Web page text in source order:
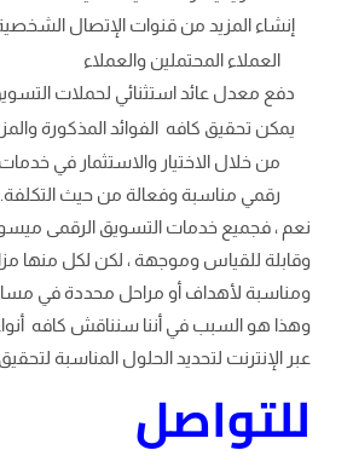
إنشاء المزيد من قنوات الإتصال
العملاء المحتملين والعملاء
دفع معدل عائد استثنائي لحملات
يمكن تحقيق كافه الفوائد المذكورة
من خلال الاختيار والاستثمار في
رقمي مناسبة وفعالة من حيث التكلفة.
نعم ، فجميع خدمات التسويق الرقمى
وقابلة للقياس وموجهة ، لكن لكل منها
ومناسبة لأهداف أو مراحل محددة في
وهذا هو السبب في أننا سنناقش كافه
عبر الإنترنت لتحديد الحلول المناسبة
للتواصل